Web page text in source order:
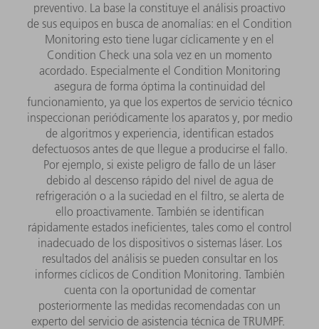
preventivo. La base la constituye el análisis proactivo
de sus equipos en busca de anomalías: en el Condition
Monitoring esto tiene lugar cíclicamente y en el
Condition Check una sola vez en un momento
acordado. Especialmente el Condition Monitoring
asegura de forma óptima la continuidad del
funcionamiento, ya que los expertos de servicio técnico
inspeccionan periódicamente los aparatos y, por medio
de algoritmos y experiencia, identifican estados
defectuosos antes de que llegue a producirse el fallo.
Por ejemplo, si existe peligro de fallo de un láser
debido al descenso rápido del nivel de agua de
refrigeración o a la suciedad en el filtro, se alerta de
ello proactivamente. También se identifican
rápidamente estados ineficientes, tales como el control
inadecuado de los dispositivos o sistemas láser. Los
resultados del análisis se pueden consultar en los
informes cíclicos de Condition Monitoring. También
cuenta con la oportunidad de comentar
posteriormente las medidas recomendadas con un
experto del servicio de asistencia técnica de TRUMPF.